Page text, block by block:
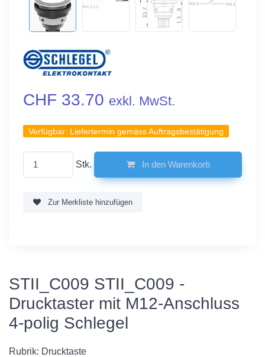
CHF 33.70 exkl. MwSt.
Verfügbar: Liefertermin gemäss Auftragsbestätigung
Stk. In den Warenkorb
Zur Merkliste hinzufügen
STII_C009 STII_C009 -
Drucktaster mit M12-Anschluss
4-polig Schlegel
Rubrik: Drucktaste